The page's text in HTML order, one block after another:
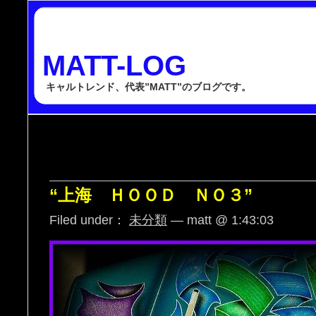
MATT-LOG
キャルトレンド、代表”MATT”のブログです。
“上海 ＨＯＯＤ ＮＯ３”
Filed under： 未分類 — matt @ 1:43:03